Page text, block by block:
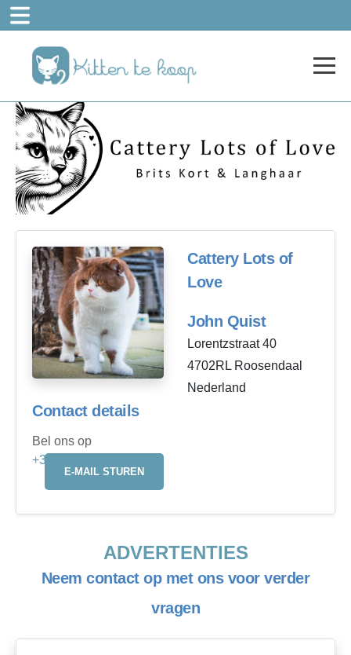
Cattery Lots of
Love
John Quist
Lorentzstraat 40
4702RL Roosendaal
Nederland
Contact details
Bel ons op
+31646418735
E-MAIL STUREN
ADVERTENTIES
Neem contact op met ons voor verder
vragen